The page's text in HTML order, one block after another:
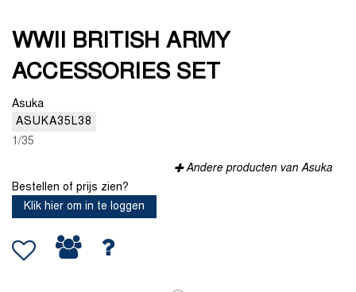
WWII BRITISH ARMY
ACCESSORIES SET
Asuka
ASUKA35L38
1/35
Andere producten van Asuka
Bestellen of prijs zien?
Klik hier om in te loggen